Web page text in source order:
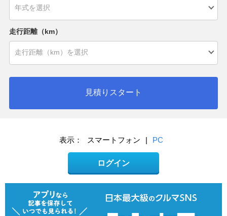
走行距離（km）
見積りスタート
表示： スマートフォン | PC
ログイン